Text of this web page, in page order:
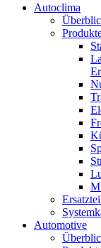
Autoclima
Automotive